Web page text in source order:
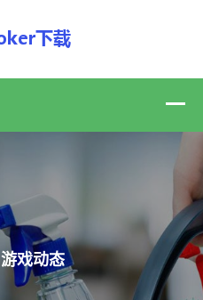
游戏动态